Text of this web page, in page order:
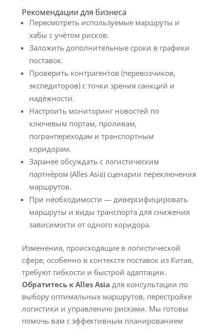
Рекомендации для бизнеса
Пересмотреть используемые маршруты и
хабы с учётом рисков.
Заложить дополнительные сроки в графики
поставок.
Проверить контрагентов (перевозчиков,
экспедиторов) с точки зрения санкций и
надёжности.
Настроить мониторинг новостей по
ключевым портам, проливам,
погранпереходам и транспортным
коридорам.
Заранее обсуждать с логистическим
партнёром (Alles Asia) сценарии переключения
маршрутов.
При необходимости — диверсифицировать
маршруты и виды транспорта для снижения
зависимости от одного коридора.
Изменения, происходящие в логистической
сфере, особенно в контексте поставок из Китая,
требуют гибкости и быстрой адаптации.
Обратитесь к Alles Asia для консультации по
выбору оптимальных маршрутов, перестройке
логистики и управлению рисками. Мы готовы
помочь вам с эффективным планированием